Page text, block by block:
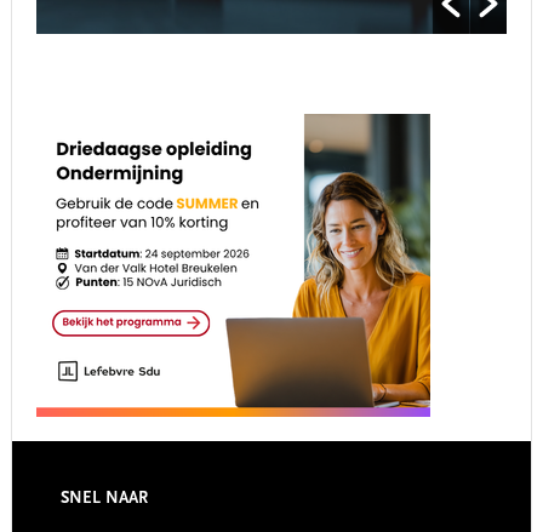
Footer
SNEL NAAR